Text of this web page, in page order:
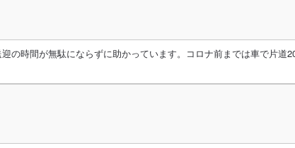
の時間が無駄にならずに助かっています。コロナ前までは車で片